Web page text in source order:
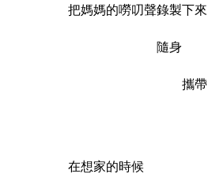
把媽媽的嘮叨聲錄製下來
隨身
攜帶
在想家的時候